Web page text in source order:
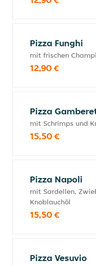
Pizza Funghi
mit frischen
12,90 €
Pizza
mit Schrimps und
15,50 €
Pizza Napoli
mit Sardellen,
Knoblauchöl
15,50 €
Pizza Vesuvio